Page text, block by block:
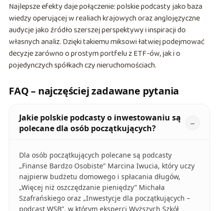
Najlepsze efekty daje połączenie: polskie podcasty jako baza
wiedzy operującej w realiach krajowych oraz anglojęzyczne
audycje jako źródło szerszej perspektywy i inspiracji do
własnych analiz. Dzięki takiemu miksowi łatwiej podejmować
decyzje zarówno o prostym portfelu z ETF-ów, jak i o
pojedynczych spółkach czy nieruchomościach.
FAQ – najczęściej zadawane pytania
Jakie polskie podcasty o inwestowaniu są
polecane dla osób początkujących?
Dla osób początkujących polecane są podcasty
„Finanse Bardzo Osobiste” Marcina Iwucia, który uczy
najpierw budżetu domowego i spłacania długów,
„Więcej niż oszczędzanie pieniędzy” Michała
Szafrańskiego oraz „Inwestycje dla początkujących –
podcast WSB”, w którym eksperci Wyższych Szkół